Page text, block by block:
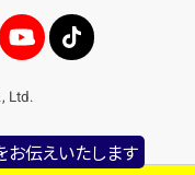
伝えいたします
Ltd.